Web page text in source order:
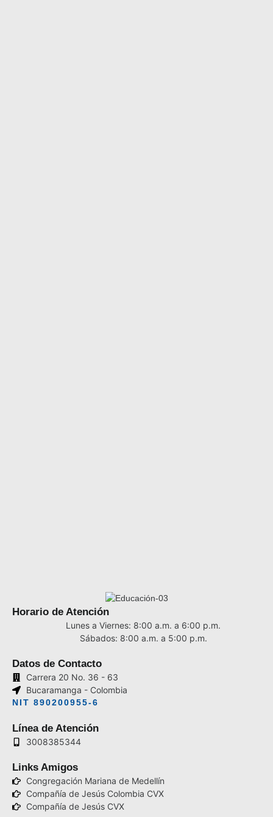
Horario de Atención
Lunes a Viernes: 8:00 a.m. a 6:00 p.m.
Sábados: 8:00 a.m. a 5:00 p.m.
Datos de Contacto
Carrera 20 No. 36 - 63
Bucaramanga - Colombia
NIT 890200955-6
Línea de Atención
3008385344
Links Amigos
Congregación Mariana de Medellín
Compañía de Jesús Colombia CVX
Compañía de Jesús CVX